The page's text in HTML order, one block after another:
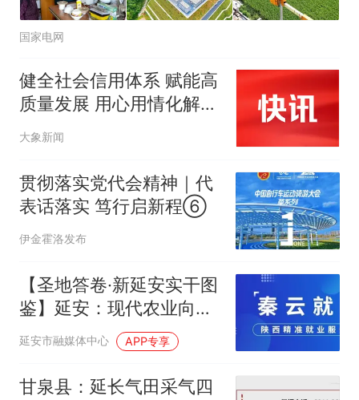
国家电网
健全社会信用体系 赋能高
质量发展 用心用情化解信
访问题
大象新闻
贯彻落实党代会精神｜代
表话落实 笃行启新程⑥
伊金霍洛发布
【圣地答卷·新延安实干图
鉴】延安：现代农业向
“新”向“绿” 上半年农牧业
延安市融媒体中心 APP专享
甘泉县：延长气田采气四